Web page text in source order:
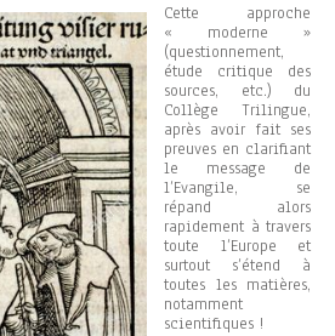
Cette approche
« moderne »
(questionnement,
étude critique des
sources, etc.) du
Collège Trilingue,
après avoir fait ses
preuves en clarifiant
le message de
l’Evangile, se
répand alors
rapidement à travers
toute l’Europe et
surtout s’étend à
toutes les matières,
notamment
scientifiques !